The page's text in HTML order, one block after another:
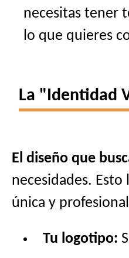
necesitas tener
lo que quieres
La "Identidad
El diseño que
necesidades.
única y
Tu logotipo: